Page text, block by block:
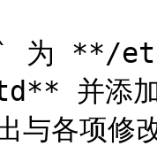
**/
并添加
与各项修